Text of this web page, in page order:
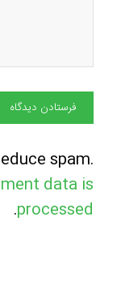
spam.
data is
processed
.